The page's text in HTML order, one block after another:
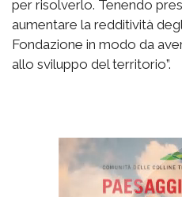
per risolverlo. Tenendo
aumentare la redditività
Fondazione in modo da
allo sviluppo del territorio”.